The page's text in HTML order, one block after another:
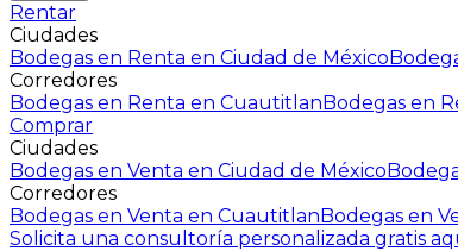
Rentar
Ciudades
Bodegas en Renta en Ciudad de México
Corredores
Bodegas en Renta en CuautitlanBodegas en
Comprar
Ciudades
Bodegas en Venta en Ciudad de México
Corredores
Bodegas en Venta en CuautitlanBodegas en
Solicita una consultoría personalizada gratis